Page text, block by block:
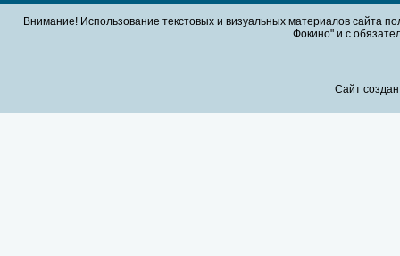
Внимание! Использование текстовых и визуальных материалов сайта
Фокино" и с
Сайт